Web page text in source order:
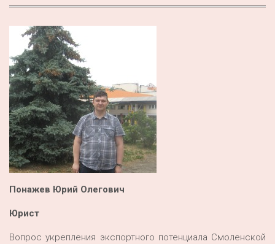
Понажев Юрий Олегович
Юрист
Вопрос укрепления экспортного потенциала Смоленской